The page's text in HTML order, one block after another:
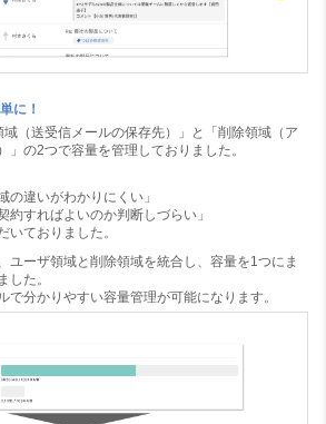
に！
（送受信メールの保存先）」と「削除領域（ア
」の2つで容量を管理しておりました。
の違いがわかりにくい」
約すればよいのか判断しづらい」
いておりました。
ユーザ領域と削除領域を統合し、容量を1つにま
した。
で分かりやすい容量管理が可能になります。